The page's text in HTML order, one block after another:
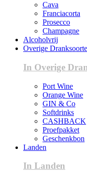
Cava
Franciacorta
Prosecco
Champagne
Alcoholvrij
Overige
In Overige
Port Wine
Orange Wine
GIN & Co
Softdrinks
CASHBACK
Proefpakket
Geschenkbon
Landen
In Landen